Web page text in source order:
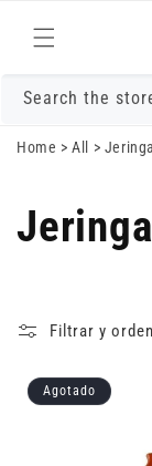
directamente
al contenido
Search the
Home >All >
Filtrar y
Agotado